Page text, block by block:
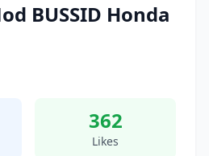
BUSSID Honda
362
Likes